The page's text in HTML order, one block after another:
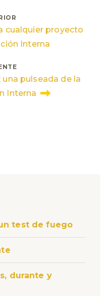
cualquier proyecto
Interna
una pulseada de la
Interna
test de fuego
durante y